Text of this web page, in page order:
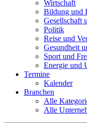
Wirtschaft
Bildung und
Gesellschaft
Politik
Reise und
Gesundheit
Sport und
Energie und
Termine
Kalender
Branchen
Alle
Alle